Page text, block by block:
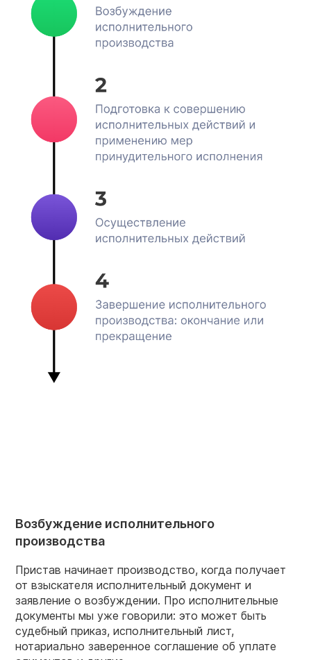
Возбуждение исполнительного
производства
Пристав начинает производство, когда получает
от взыскателя исполнительный документ и
заявление о возбуждении. Про исполнительные
документы мы уже говорили: это может быть
судебный приказ, исполнительный лист,
нотариально заверенное соглашение об уплате